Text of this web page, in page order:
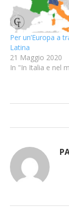
Per un’Europa a
Latina
21 Maggio 2020
In "In Italia e nel